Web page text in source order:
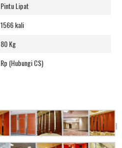
Pintu Lipat
1566 kali
80 Kg
Rp (Hubungi CS)